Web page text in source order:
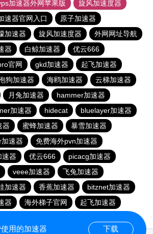
加速器外网苹果版
旋风加速度器
速器官网入口
原子加速器
加速器 旋风加速度器
外网网址导航
器 白鲸加速器
优云666
官网 gkd加速器
起飞加速器
狗加速器 海鸥加速器
云梯加速器
月兔加速器
hammer加速器
加速器 hidecat
bluelayer加速器
器 蜜蜂加速器
暴雪加速器
速器
免费海外pvn加速器
速器 优云666
picacg加速器
veee加速器
飞兔加速器
加速器 香蕉加速器
bitznet加速器
器 海外梯子官网
起飞加速器
用的加速器 下载